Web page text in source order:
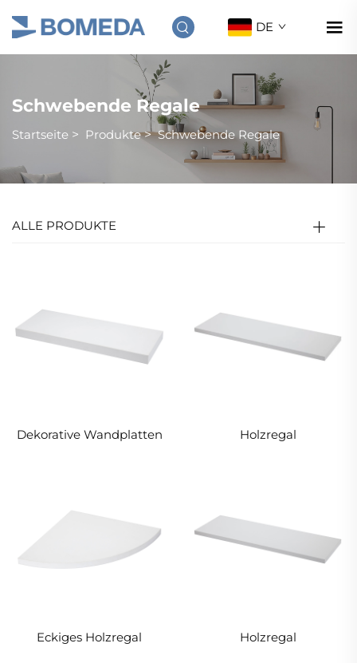
DE
Schwebende Regale
Startseite > Produkte>Schwebende Regale
ALLE PRODUKTE
Dekorative Wandplatten Holzregal
Eckiges Holzregal Holzregal